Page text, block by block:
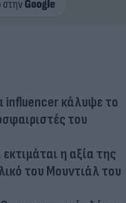
influencer κάλυψε το
του
η αξία της
του Μουντιάλ του